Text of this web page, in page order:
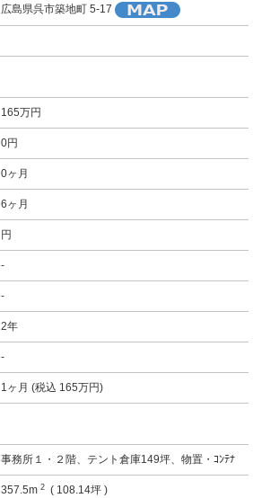
広島県呉市築地町 5-17
165万円
0円
0ヶ月
6ヶ月
円
-
-
2年
-
1ヶ月 (税込 165万円)
事務所１・２階、テント倉庫149坪、物置・ｺﾝﾃﾅ
357.5m2 ( 108.14坪 )